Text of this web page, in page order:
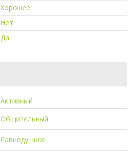
Хорошее
Нет
Да
Активный
Общительный
Равнодушное